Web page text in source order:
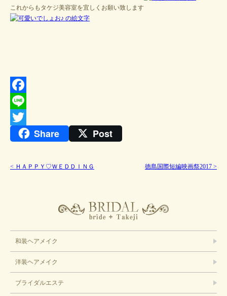
これからもタケジ美容室を宜しくお願い致します
Facebook
Line
Twitter Share Post
< ＨＡＰＰＹ♡ＷＥＤＤＩＮＧ 徳島国際短編映画祭2017 >
ブライダル
和装ヘアメイク
洋装ヘアメイク
ブライダルエステ